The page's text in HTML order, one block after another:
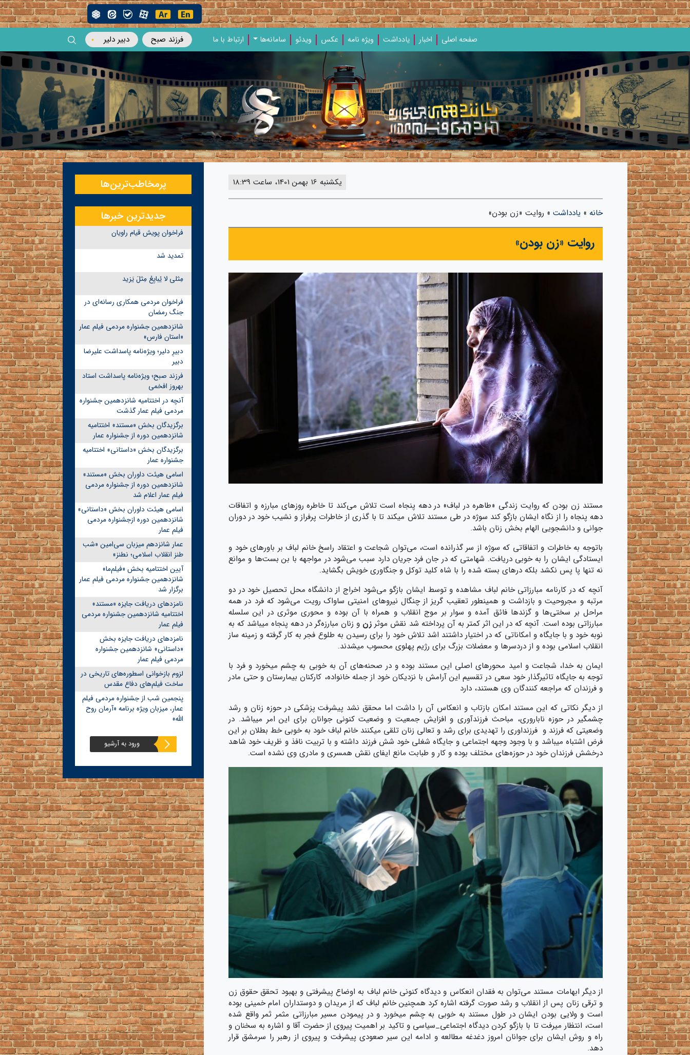
فرزند صبح دبیر دلیر صفحه اصلی اخبار یادداشت‌ ویژه‌ نامه‌ عکس ویدئو سامانه‌ها ارتباط با ما
یکشنبه 16 بهمن 1401، ساعت 18:39
خانه » یادداشت » روايت «زن بودن»
روايت «زن بودن»
مستند زن بودن که روايت زندگی «طاهره در لباف» در دهه پنجاه است تلاش می‌کند تا خاطره روزهای مبارزه و اتفاقات
دهه پنجاه را از نگاه ایشان بازگو کند سوژه در طی مستند تلاش میکند تا با گذری از خاطرات پرفراز و نشیب خود در دوران
جوانی و دانشجویی الهام بخش زنان باشد.
باتوجه به خاطرات و اتفاقاتی که سوژه از سر گذرانده است، می‌توان شجاعت و اعتقاد راسخ خانم لباف بر باورهای خود و
ایستادگی ایشان را به خوبی دریافت. شهامتی که در جان فرد جریان دارد سبب می‌شود در مواجهه با بن بست‌ها و موانع
نه تنها پا پس نکشد بلکه درهای بسته شده را با شاه کلید توکل و جنگاوری خویش بگشاید.
آنچه که در کارنامه مبارزاتی خانم لباف مشاهده و توسط ایشان بازگو می‌شود اخراج از دانشگاه محل تحصیل خود در دو
مرتبه و مجروحیت و بازداشت و همینطور تعقیب گریز از چنگال نیروهای امنیتی ساواک رویت می‌شود که فرد در همه
مراحل بر سختی‌ها و گزندها فائق آمده و سوار بر موج انقلاب و همراه با آن بوده و محوری موثری در این سلسله
مبارزاتی بوده است. آنچه که در این اثر کمتر به آن پرداخته شد نقش موثر زن و زنان مبارزه‌گر در دهه پنجاه میباشد که به
نوبه خود و با جایگاه و امکاناتی که در اختیار داشتند اشد تلاش خود را برای رسیدن به طلوع فجر به کار گرفته و زمینه ساز
انقلاب اسلامی بوده و از دردسرها و معضلات بزرگ برای رژیم پهلوی محسوب میشدند.
ایمان به خدا، شجاعت و امید محورهای اصلی این مستند بوده و در صحنه‌های آن به خوبی به چشم میخورد و فرد با
توجه به جایگاه تاثیرگذار خود سعی در تقسیم این آرامش با نزدیکان خود از جمله خانواده، کارکنان بیمارستان و حتی مادر
و فرزندان که مراجعه کنندگان وی هستند، دارد
از دیگر نکاتی که این مستند امکان بازتاب و انعکاس آن را داشت اما محقق نشد پیشرفت پزشکی در حوزه زنان و رشد
چشمگیر در حوزه ناباروری، مباحث فرزندآوری و افزایش جمعیت و وضعیت کنونی جوانان برای این امر میباشد. در
وضعیتی که فرزند و فرزنداوری را تهدیدی برای رشد و تعالی زنان تلقی میکنند خانم لباف خود به خوبی خط بطلان بر این
فرض اشتباه میباشد و با وجود وجهه اجتماعی و جایگاه شغلی خود شش فرزند داشته و با تربیت نافذ و ظریف خود شاهد
درخشش فرزندان خود در حوزه‌های مختلف بوده و کار و طبابت مانع ایفای نقش همسری و مادری وی نشده است.
از دیگر ابهامات مستند می‌توان به فقدان انعکاس و دیدگاه کنونی خانم لباف به اوضاع پیشرفتی و بهبود تحقق حقوق زن
و ترقی زنان پس از انقلاب و رشد صورت گرفته اشاره کرد همچنین خانم لباف که از مریدان و دوستداران امام خمینی بوده
است و ولایی بودن ایشان در طول مستند به خوبی به چشم میخورد و در پیمودن مسیر مبارزاتی مثمر ثمر واقع شده
است، انتظار میرفت تا با بازگو کردن دیدگاه اجتماعی_سیاسی و تاکید بر اهمیت پیروی از حضرت آقا و اشاره به سخنان و
راه و روش ایشان برای جوانان امروز دغدغه مطالعه و ادامه این سیر صعودی پیشرفت و پیروی از رهبر را سرمشق قرار
دهد.
پرمخاطب‌ترین‌ها
جدیدترین خبرها
فراخوان پویش قیام راویان
تمدید شد
مِثلی لا یُبایِعُ مِثلَ یَزید
فراخوان مردمی همکاری رسانه‌ای در
جنگ رمضان
شانزدهمین جشنواره مردمی فیلم عمار
«استان فارس»
دبیرِ دلیر؛ ویژه‌نامه پاسداشت علیرضا
دبیر
فرزند صبح؛ ویژه‌نامه پاسداشت استاد
بهروز افخمی
آنچه در اختتامیه شانزدهمین جشنواره
مردمی فیلم عمار گذشت
برگزیدگان بخش «مستند» اختتامیه
شانزدهمین دوره از جشنواره عمار
برگزیدگان بخش «داستانی» اختتامیه
جشنواره عمار
اسامی هیئت داوران بخش «مستند»
شانزدهمین دوره از جشنواره مردمی
فیلم عمار اعلام شد
اسامی هیئت داوران بخش «داستانی»
شانزدهمین دوره ازجشنواره مردمی
فیلم عمار
عمار شانزدهم میزبان سی‌امین «شب
طنز انقلاب اسلامی؛ نطنز»
آیین اختتامیه بخش «فیلم‌ما»
شانزدهمین جشنواره مردمی فیلم عمار
برگزار شد
نامزدهای دریافت جایزه «مستند»
اختتامیه شانزدهمین جشنواره مردمی
فیلم عمار
نامزدهای دریافت جایزه بخش
«داستانی» شانزدهمین جشنواره
مردمی فیلم عمار
لزوم بازخوانی اسطوره‌های تاریخی در
ساخت فیلم‌های دفاع مقدس
پنجمین شب از جشنواره مردمی فیلم
عمار، میزبان ویژه برنامه «آرمان روح
الله»
ورود به آرشیو